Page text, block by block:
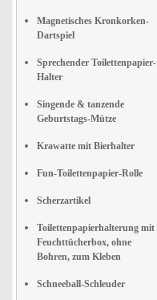
Magnetisches Kronkorken-
Dartspiel
Sprechender Toilettenpapier-
Halter
Singende & tanzende
Geburtstags-Mütze
Krawatte mit Bierhalter
Fun-Toilettenpapier-Rolle
Scherzartikel
Toilettenpapierhalterung mit
Feuchttücherbox, ohne
Bohren, zum Kleben
Schneeball-Schleuder